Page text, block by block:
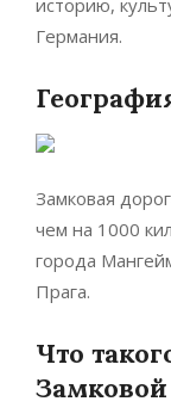
историю,
Германия.
Замковая
чем на 1000
города
Прага.
Что